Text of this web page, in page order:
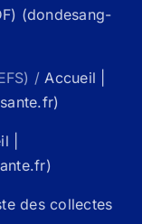
(dondesang-
/ Accueil |
|
des collectes